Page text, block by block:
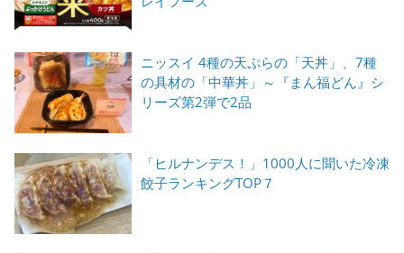
ニッスイ 4種の天ぷらの「天丼」、7種
の具材の「中華丼」～『まん福どん』シ
リーズ第2弾で2品
「ヒルナンデス！」1000人に聞いた冷凍
餃子ランキングTOP７